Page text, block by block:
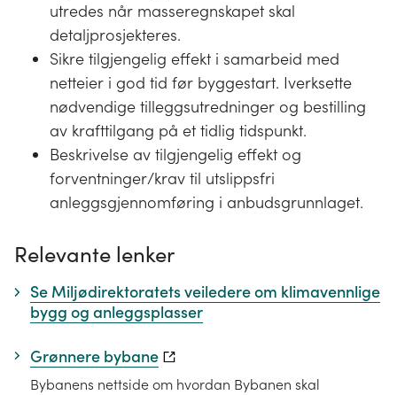
utredes når masseregnskapet skal
detaljprosjekteres.
Sikre tilgjengelig effekt i samarbeid med
netteier i god tid før byggestart. Iverksette
nødvendige tilleggsutredninger og bestilling
av krafttilgang på et tidlig tidspunkt.
Beskrivelse av tilgjengelig effekt og
forventninger/krav til utslippsfri
anleggsgjennomføring i anbudsgrunnlaget.
Relevante lenker
Se Miljødirektoratets veiledere om klimavennlige
bygg og anleggsplasser
Grønnere bybane
Bybanens nettside om hvordan Bybanen skal